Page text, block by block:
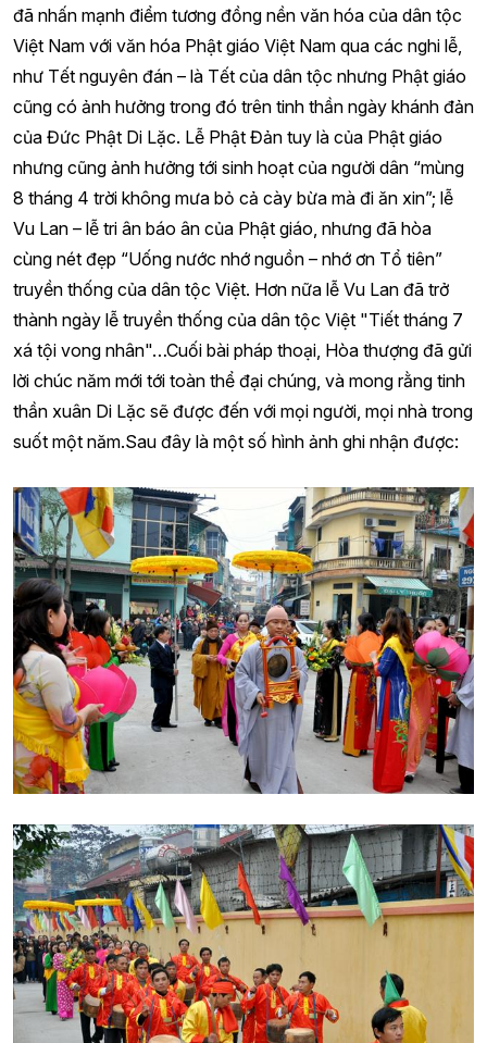
đã nhấn mạnh điểm tương đồng nền văn hóa của dân tộc
Việt Nam với văn hóa Phật giáo Việt Nam qua các nghi lễ,
như Tết nguyên đán – là Tết của dân tộc nhưng Phật giáo
cũng có ảnh hưởng trong đó trên tinh thần ngày khánh đản
của Đức Phật Di Lặc. Lễ Phật Đản tuy là của Phật giáo
nhưng cũng ảnh hưởng tới sinh hoạt của người dân “mùng
8 tháng 4 trời không mưa bỏ cả cày bừa mà đi ăn xin”; lễ
Vu Lan – lễ tri ân báo ân của Phật giáo, nhưng đã hòa
cùng nét đẹp “Uống nước nhớ nguồn – nhớ ơn Tổ tiên”
truyền thống của dân tộc Việt. Hơn nữa lễ Vu Lan đã trở
thành ngày lễ truyền thống của dân tộc Việt "Tiết tháng 7
xá tội vong nhân"…Cuối bài pháp thoại, Hòa thượng đã gửi
lời chúc năm mới tới toàn thể đại chúng, và mong rằng tinh
thần xuân Di Lặc sẽ được đến với mọi người, mọi nhà trong
suốt một năm.Sau đây là một số hình ảnh ghi nhận được: